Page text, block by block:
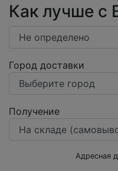
Как лучше с
Город доставки
Получение
Адресная